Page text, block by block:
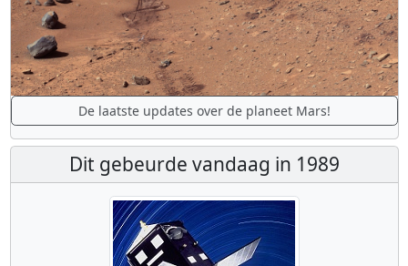
De laatste updates over de planeet Mars!
Dit gebeurde vandaag in 1989